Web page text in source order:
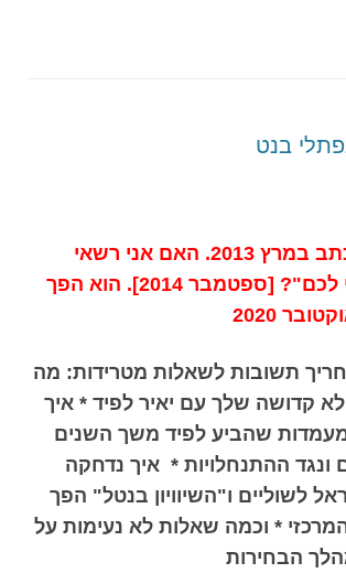
בנט
הפוסט הזה נכתב במרץ 2013. האם אני רשאי
להגיד "אמרתי לכם"? [ספטמבר 2014]. הוא הפך
2020
תשובות לשאלות מטרידות: מה
קדושה שלך עם יאיר לפיד * איך
שהביע לפיד משך השנים
ונגד ההתנחלויות * איך נדחקה
לשוליים ו"השיוויון בנטל" הפך
* וכמה שאלות לא נעימות על
הבחירות